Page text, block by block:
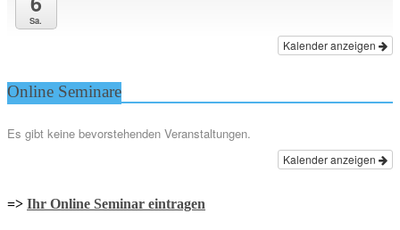
Sa.
Kalender anzeigen
Online Seminare
Es gibt keine bevorstehenden Veranstaltungen.
Kalender anzeigen
=> Ihr Online Seminar eintragen